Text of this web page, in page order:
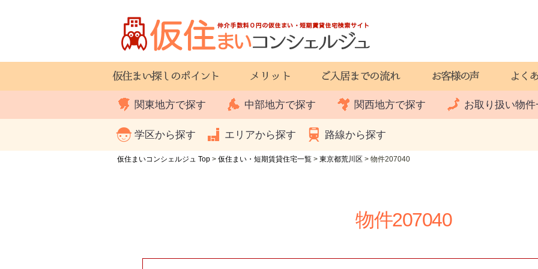
関東地方で探す 中部地方で探す 関西地方で探す お取り扱い物件
学区から探す エリアから探す 路線から探す
仮住まいコンシェルジュ Top > 仮住まい・短期賃貸住宅一覧 > 東京都荒川区 > 物件207040
物件207040